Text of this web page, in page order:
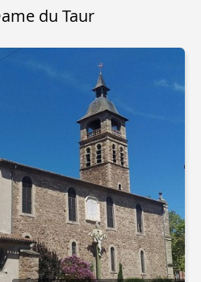
du Taur